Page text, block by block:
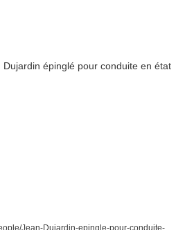
Jean-Dujardin-epingle-pour-conduite-